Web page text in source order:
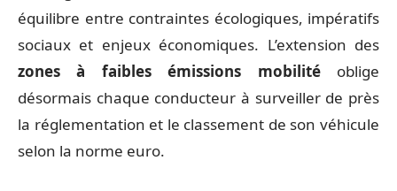
équilibre entre contraintes écologiques, impératifs
sociaux et enjeux économiques. L’extension des
zones à faibles émissions mobilitéoblige
désormais chaque conducteur à surveiller de près
la réglementation et le classement de son véhicule
selon la norme euro.